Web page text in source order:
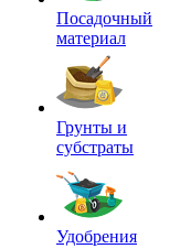
Посадочный
материал
Грунты и
субстраты
Удобрения